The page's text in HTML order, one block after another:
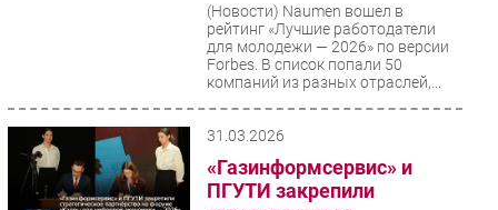
(Новости) Naumen вошел в
рейтинг «Лучшие работодатели
для молодежи — 2026» по версии
Forbes. В список попали 50
компаний из разных отраслей,...
31.03.2026
«Газинформсервис» и
ПГУТИ закрепили